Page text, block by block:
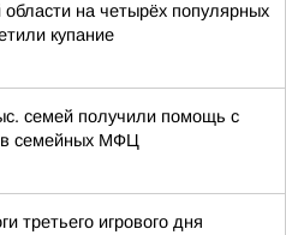
на четырёх популярных
купание
семей получили помощь с
в семейных МФЦ
третьего игрового дня